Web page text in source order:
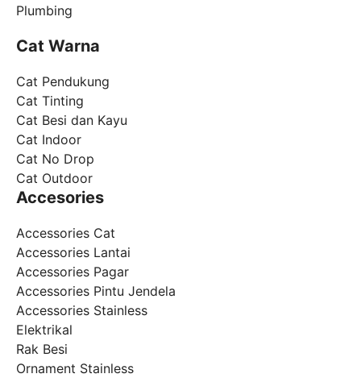
Plumbing
Cat Warna
Cat Pendukung
Cat Tinting
Cat Besi dan Kayu
Cat Indoor
Cat No Drop
Cat Outdoor
Accesories
Accessories Cat
Accessories Lantai
Accessories Pagar
Accessories Pintu Jendela
Accessories Stainless
Elektrikal
Rak Besi
Ornament Stainless